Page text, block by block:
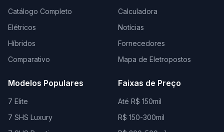
Catálogo Completo
Elétricos
Híbridos
Comparativo
Calculadora
Notícias
Fornecedores
Mapa de Eletropostos
Modelos Populares
7 Elite
7 SHS Luxury
Faixas de Preço
Até R$ 150mil
R$ 150-300mil